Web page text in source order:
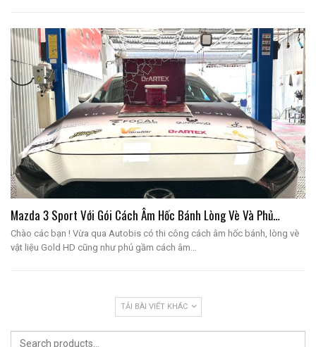
Mazda 3 Sport Với Gói Cách Âm Hốc Bánh Lòng Vè Và Phủ…
Chào các bạn ! Vừa qua Autobis có thi công cách âm hốc bánh, lòng vè
vật liệu Gold HD cũng như phủ gầm cách âm…
TẢI BÀI VIẾT KHÁC
Search